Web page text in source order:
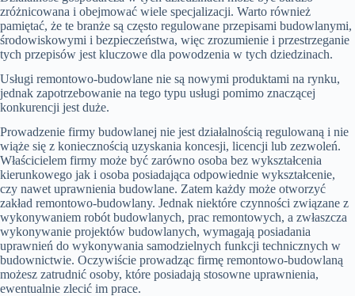
zróżnicowana i obejmować wiele specjalizacji. Warto również
pamiętać, że te branże są często regulowane przepisami budowlanymi,
środowiskowymi i bezpieczeństwa, więc zrozumienie i przestrzeganie
tych przepisów jest kluczowe dla powodzenia w tych dziedzinach.
Usługi remontowo-budowlane nie są nowymi produktami na rynku,
jednak zapotrzebowanie na tego typu usługi pomimo znaczącej
konkurencji jest duże.
Prowadzenie firmy budowlanej nie jest działalnością regulowaną i nie
wiąże się z koniecznością uzyskania koncesji, licencji lub zezwoleń.
Właścicielem firmy może być zarówno osoba bez wykształcenia
kierunkowego jak i osoba posiadająca odpowiednie wykształcenie,
czy nawet uprawnienia budowlane. Zatem każdy może otworzyć
zakład remontowo-budowlany. Jednak niektóre czynności związane z
wykonywaniem robót budowlanych, prac remontowych, a zwłaszcza
wykonywanie projektów budowlanych, wymagają posiadania
uprawnień do wykonywania samodzielnych funkcji technicznych w
budownictwie. Oczywiście prowadząc firmę remontowo-budowlaną
możesz zatrudnić osoby, które posiadają stosowne uprawnienia,
ewentualnie zlecić im prace.